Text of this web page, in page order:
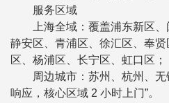
服务区域
上海全域：覆盖浦东新区
静安区、青浦区、徐汇区、奉
区、杨浦区、长宁区、虹口区；
周边城市：苏州、杭州、
响应，核心区域 2 小时上门”。